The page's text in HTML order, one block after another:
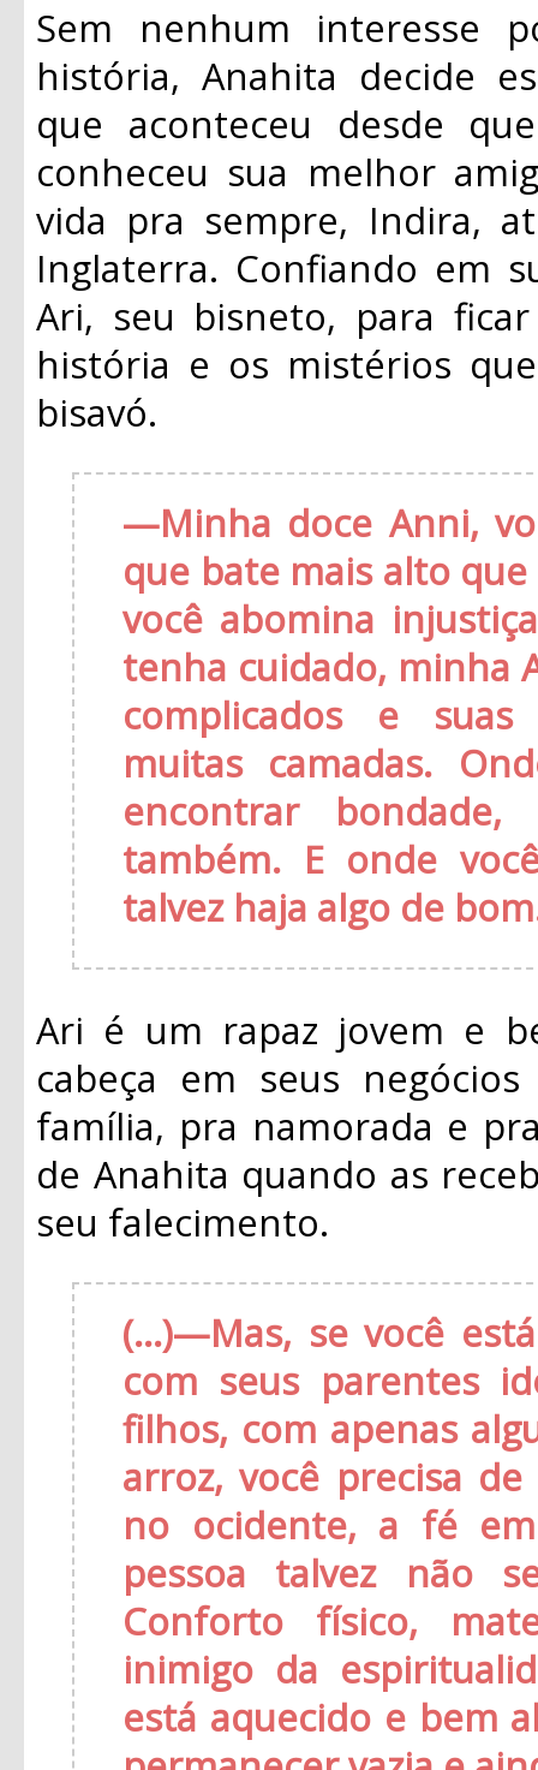
Sem nenhum interesse
história, Anahita decide
que aconteceu desde
conheceu sua melhor
vida pra sempre, Indira,
Inglaterra. Confiando em
Ari, seu bisneto, para
história e os mistérios
bisavó.
—Minha doce Anni,
que bate mais alto
você abomina
tenha cuidado, minha
complicados e
muitas camadas.
encontrar
também. E onde
talvez haja algo de
Ari é um rapaz jovem e
cabeça em seus
família, pra namorada e
de Anahita quando as
seu falecimento.
(...)—Mas, se você
com seus parentes
filhos, com apenas
arroz, você precisa
no ocidente, a fé
pessoa talvez não
Conforto físico,
inimigo da
está aquecido e bem